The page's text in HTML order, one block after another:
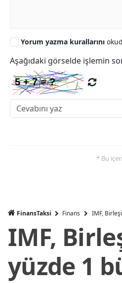
Yorum yazma kurallarını
Aşağıdaki görselde işlemin
* Bu
FinansTaksi Finans IMF,
IMF,
yüzde 1